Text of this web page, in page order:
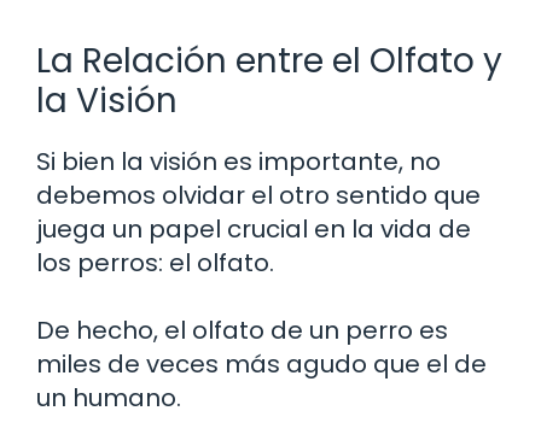
La Relación entre el Olfato y
la Visión
Si bien la visión es importante, no
debemos olvidar el otro sentido que
juega un papel crucial en la vida de
los perros: el olfato.
De hecho, el olfato de un perro es
miles de veces más agudo que el de
un humano.